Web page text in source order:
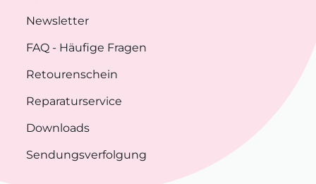
Newsletter
FAQ - Häufige Fragen
Retourenschein
Reparaturservice
Downloads
Sendungsverfolgung